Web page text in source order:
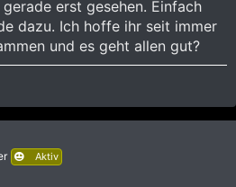
erst gesehen. Einfach
dazu. Ich hoffe ihr seit immer
und es geht allen gut?
Aktiv